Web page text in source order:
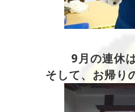
9月の連休
そして、お帰り